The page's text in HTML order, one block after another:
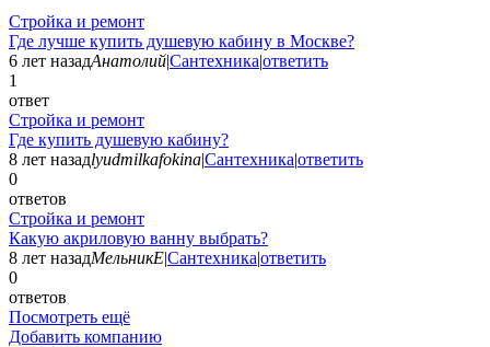
Стройка и ремонт
Где лучше купить душевую кабину в Москве?
6 лет назадАнатолий|Сантехника|ответить
1
ответ
Стройка и ремонт
Где купить душевую кабину?
8 лет назадlyudmilkafokina|Сантехника|ответить
0
ответов
Стройка и ремонт
Какую акриловую ванну выбрать?
8 лет назадМельникЕ|Сантехника|ответить
0
ответов
Посмотреть ещё
Добавить компанию